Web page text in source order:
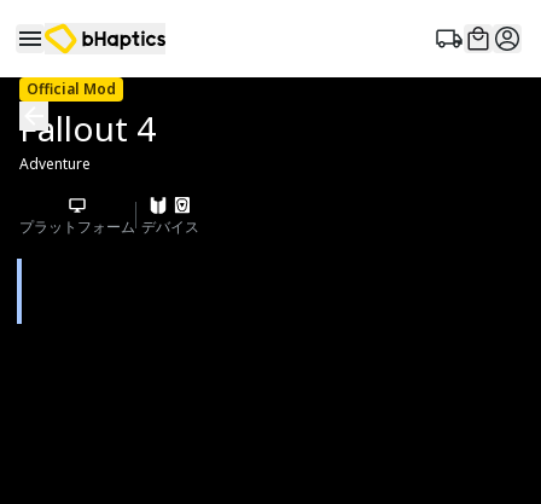
Official Mod
Fallout 4
Adventure
プラットフォーム デバイス